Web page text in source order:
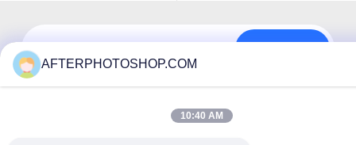
AFTERPHOTOSHOP.COM
10:40 AM